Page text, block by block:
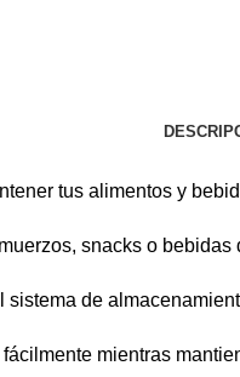
tus alimentos y
snacks o
de
mientras